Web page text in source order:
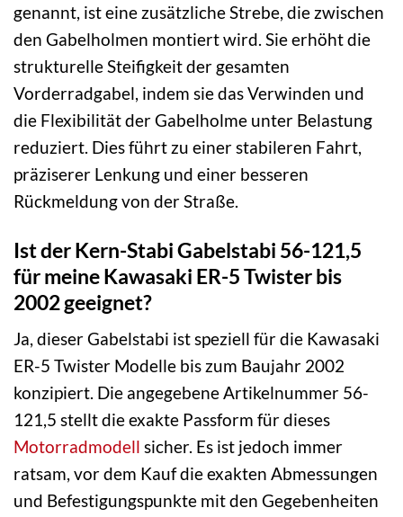
genannt, ist eine zusätzliche Strebe, die zwischen
den Gabelholmen montiert wird. Sie erhöht die
strukturelle Steifigkeit der gesamten
Vorderradgabel, indem sie das Verwinden und
die Flexibilität der Gabelholme unter Belastung
reduziert. Dies führt zu einer stabileren Fahrt,
präziserer Lenkung und einer besseren
Rückmeldung von der Straße.
Ist der Kern-Stabi Gabelstabi 56-121,5
für meine Kawasaki ER-5 Twister bis
2002 geeignet?
Ja, dieser Gabelstabi ist speziell für die Kawasaki
ER-5 Twister Modelle bis zum Baujahr 2002
konzipiert. Die angegebene Artikelnummer 56-
121,5 stellt die exakte Passform für dieses
Motorradmodell sicher. Es ist jedoch immer
ratsam, vor dem Kauf die exakten Abmessungen
und Befestigungspunkte mit den Gegebenheiten